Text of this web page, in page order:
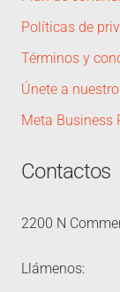
Políticas de
Términos y
Únete a
Meta Business
Contactos
2200 N
Llámenos: